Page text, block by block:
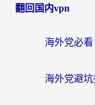
翻回国内vpn